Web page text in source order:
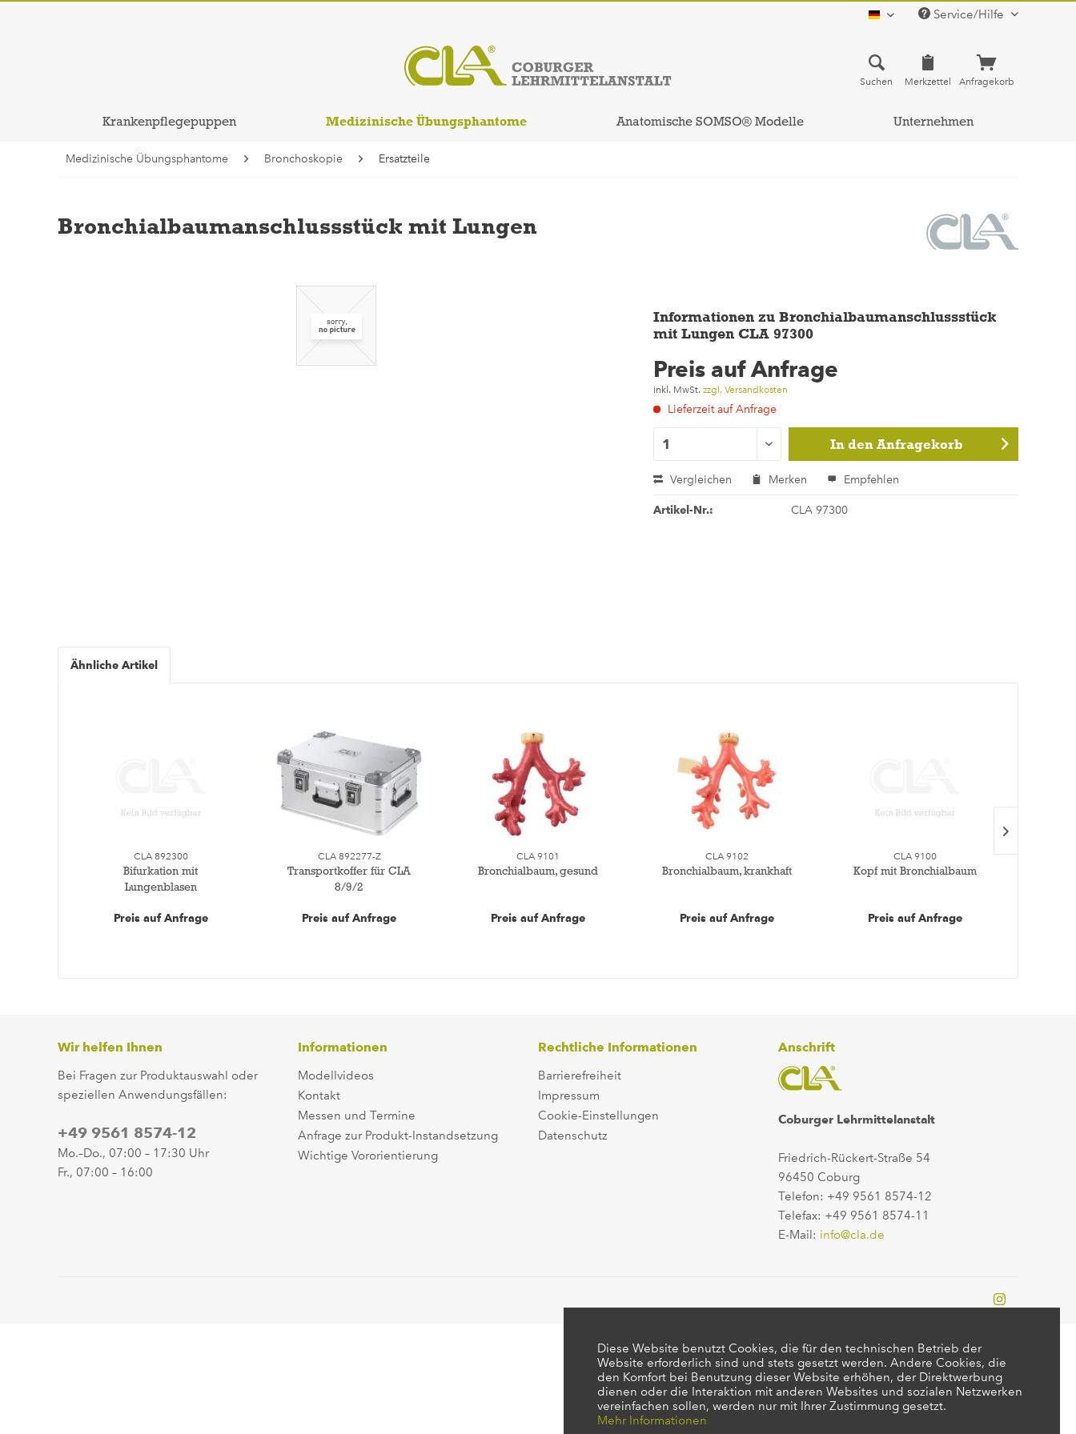
deutsch Service/Hilfe
Suchen Merkzettel Anfragekorb
Krankenpflegepuppen Medizinische Übungsphantome Anatomische SOMSO® Modelle Unternehmen
Medizinische Übungsphantome Bronchoskopie Ersatzteile
Bronchialbaumanschlussstück mit Lungen
Informationen zu Bronchialbaumanschlussstück
mit Lungen CLA 97300
Preis auf Anfrage
inkl. MwSt. zzgl. Versandkosten
Lieferzeit auf Anfrage
In den Anfragekorb
Vergleichen Merken Empfehlen
Artikel-Nr.: CLA 97300
Ähnliche Artikel
CLA 892300
Bifurkation mit
Lungenblasen
Preis auf Anfrage
CLA 892277-Z
Transportkoffer für CLA
8/9/2
Preis auf Anfrage
CLA 9101
Bronchialbaum, gesund
Preis auf Anfrage
CLA 9102
Bronchialbaum, krankhaft
Preis auf Anfrage
CLA 9100
Kopf mit Bronchialbaum
Preis auf Anfrage
Wir helfen Ihnen
Bei Fragen zur Produktauswahl oder
speziellen Anwendungsfällen:
+49 9561 8574-12
Mo.–Do., 07:00 – 17:30 Uhr
Fr., 07:00 – 16:00
Informationen
Modellvideos
Kontakt
Messen und Termine
Anfrage zur Produkt-Instandsetzung
Wichtige Vororientierung
Rechtliche Informationen
Barrierefreiheit
Impressum
Cookie-Einstellungen
Datenschutz
Anschrift
Coburger Lehrmittelanstalt
Friedrich-Rückert-Straße 54
96450 Coburg
Telefon: +49 9561 8574-12
Telefax: +49 9561 8574-11
E-Mail: info@cla.de
Diese Website benutzt Cookies, die für den technischen Betrieb der
Website erforderlich sind und stets gesetzt werden. Andere Cookies, die
den Komfort bei Benutzung dieser Website erhöhen, der Direktwerbung
dienen oder die Interaktion mit anderen Websites und sozialen Netzwerken
vereinfachen sollen, werden nur mit Ihrer Zustimmung gesetzt.
Mehr Informationen